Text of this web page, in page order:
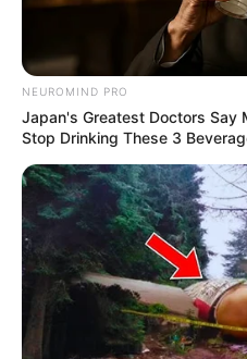
NEUROMIND PRO
Japan's Greatest Doctors Say
Stop Drinking These 3